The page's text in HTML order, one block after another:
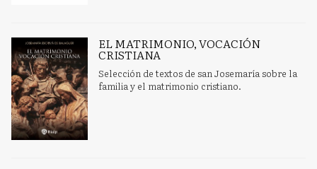
EL MATRIMONIO, VOCACIÓN
CRISTIANA
Selección de textos de san Josemaría sobre la
familia y el matrimonio cristiano.